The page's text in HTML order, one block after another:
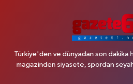
Türkiye'den ve dünyadan son dakika
magazinden siyasete, spordan